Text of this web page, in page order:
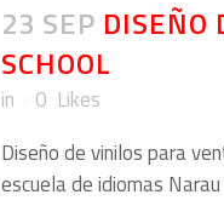
23 SEP DISEÑO
SCHOOL
in 0 Likes
Diseño de vinilos para
escuela de idiomas